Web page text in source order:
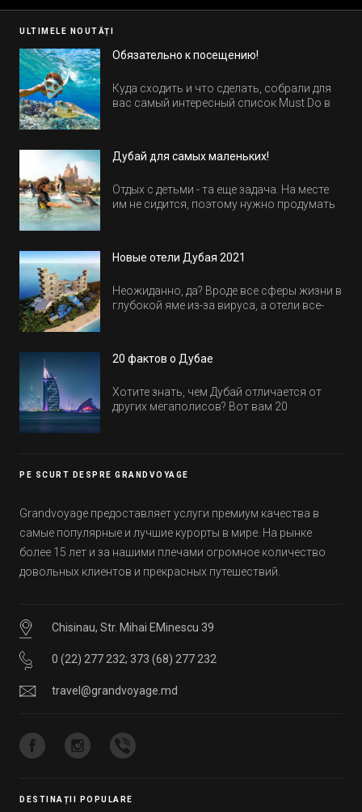
ULTIMELE NOUTĂȚI
Обязательно к посещению!
Куда сходить и что сделать, собрали для
вас самый интересный список Must Do в
Дубай для самых маленьких!
Отдых с детьми - та еще задача. На месте
им не сидится, поэтому нужно продумать
Новые отели Дубая 2021
Неожиданно, да? Вроде все сферы жизни в
глубокой яме из-за вируса, а отели все-
обычно на первые заезды дают промо-
20 фактов о Дубае
Хотите знать, чем Дубай отличается от
других мегаполисов? Вот вам 20
PE SCURT DESPRE GRANDVOYAGE
Grandvoyage предоставляет услуги премиум качества в
самые популярные и лучшие курорты в мире. На рынке
более 15 лет и за нашими плечами огромное количество
довольных клиентов и прекрасных путешествий.
Chisinau, Str. Mihai EMinescu 39
0 (22) 277 232; 373 (68) 277 232
travel@grandvoyage.md
DESTINAȚII POPULARE